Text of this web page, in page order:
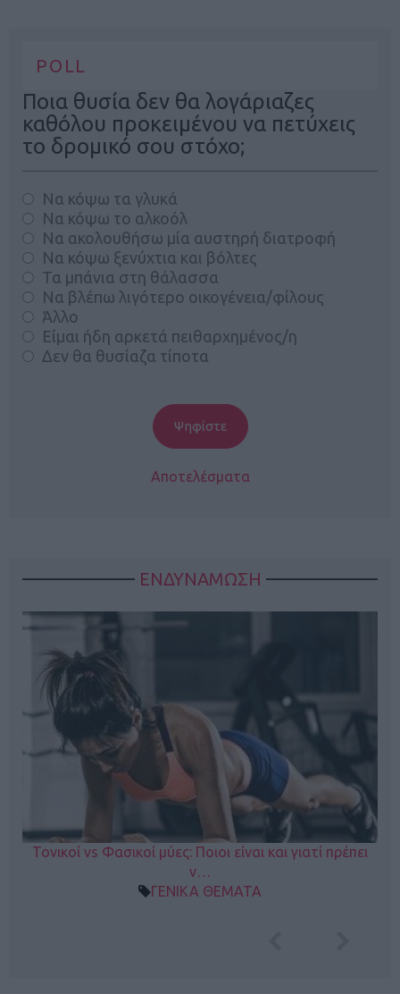
POLL
Ποια θυσία δεν θα λογάριαζες
καθόλου προκειμένου να πετύχεις
το δρομικό σου στόχο;
Να κόψω τα γλυκά
Να κόψω το αλκοόλ
Να ακολουθήσω μία αυστηρή διατροφή
Να κόψω ξενύχτια και βόλτες
Τα μπάνια στη θάλασσα
Να βλέπω λιγότερο οικογένεια/φίλους
Άλλο
Είμαι ήδη αρκετά πειθαρχημένος/η
Δεν θα θυσίαζα τίποτα
Αποτελέσματα
ΕΝΔΥΝΑΜΩΣΗ
Τονικοί vs Φασικοί μύες: Ποιοι είναι και γιατί πρέπει
ν…
ΓΕΝΙΚΑ ΘΕΜΑΤΑ